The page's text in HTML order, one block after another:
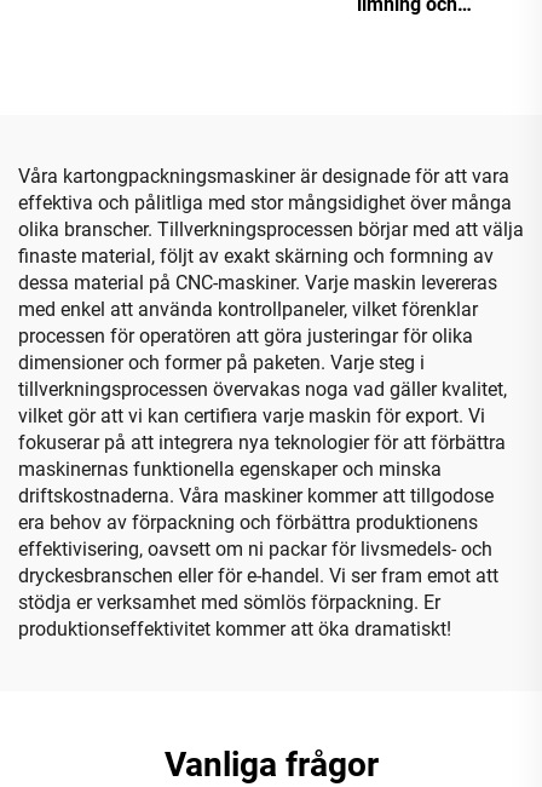
limning och
Våra kartongpackningsmaskiner är designade för att vara
effektiva och pålitliga med stor mångsidighet över många
olika branscher. Tillverkningsprocessen börjar med att välja
finaste material, följt av exakt skärning och formning av
dessa material på CNC-maskiner. Varje maskin levereras
med enkel att använda kontrollpaneler, vilket förenklar
processen för operatören att göra justeringar för olika
dimensioner och former på paketen. Varje steg i
tillverkningsprocessen övervakas noga vad gäller kvalitet,
vilket gör att vi kan certifiera varje maskin för export. Vi
fokuserar på att integrera nya teknologier för att förbättra
maskinernas funktionella egenskaper och minska
driftskostnaderna. Våra maskiner kommer att tillgodose
era behov av förpackning och förbättra produktionens
effektivisering, oavsett om ni packar för livsmedels- och
dryckesbranschen eller för e-handel. Vi ser fram emot att
stödja er verksamhet med sömlös förpackning. Er
produktionseffektivitet kommer att öka dramatiskt!
Vanliga frågor